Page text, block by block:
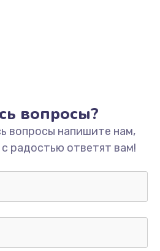
термопасты
995 руб.
вопросы?
вопросы напишите нам,
радостью ответят вам!